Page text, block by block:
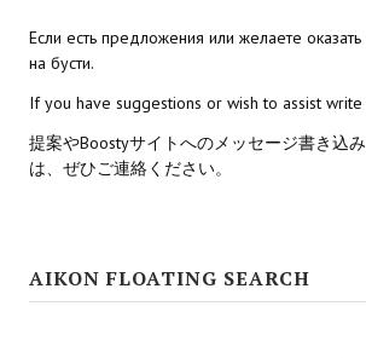
Dragon Age: Inquisition
Fallout 3
GTA 5
Neverwinter Nights 1
Если есть предложения или желаете
на бусти.
If you have suggestions or wish to assist write
提案やBoostyサイトへのメッセージ書き込
は、ぜひご連絡ください。
AIKON FLOATING SEARCH